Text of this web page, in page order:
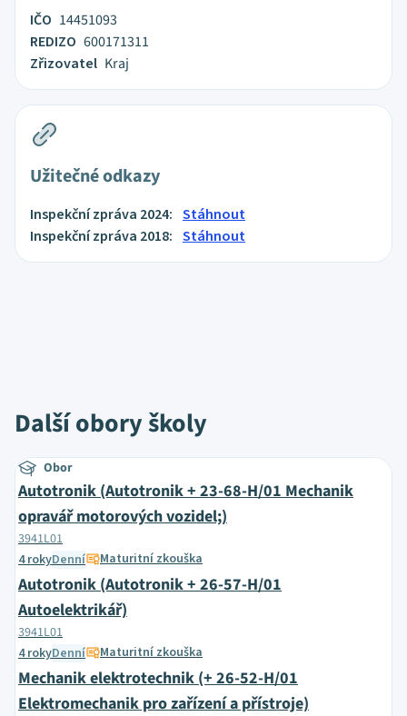
IČO 14451093
REDIZO 600171311
Zřizovatel Kraj
Užitečné odkazy
Inspekční zpráva 2024: Stáhnout
Inspekční zpráva 2018: Stáhnout
Další obory školy
Obor
Autotronik (Autotronik + 23-68-H/01 Mechanik
opravář motorových vozidel;)
3941L01
4 rokyDenní Maturitní zkouška
Autotronik (Autotronik + 26-57-H/01
Autoelektrikář)
3941L01
4 rokyDenní Maturitní zkouška
Mechanik elektrotechnik (+ 26-52-H/01
Elektromechanik pro zařízení a přístroje)